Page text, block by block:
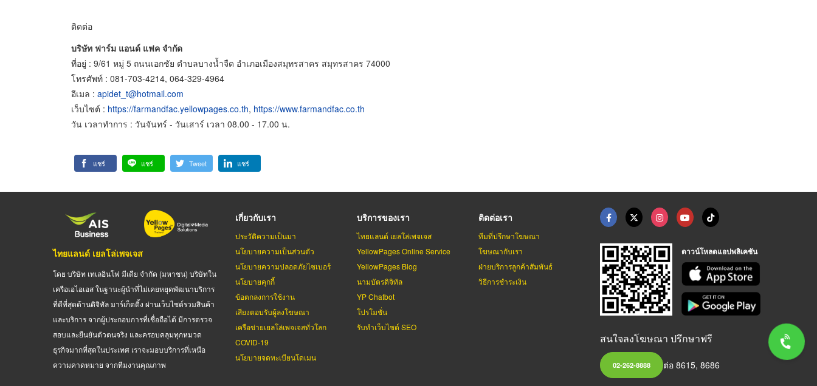
ติดต่อ
บริษัท ฟาร์ม แอนด์ แฟค จำกัด
ที่อยู่ : 9/61 หมู่ 5 ถนนเอกชัย ตำบลบางน้ำจืด อำเภอเมืองสมุทรสาคร สมุทรสาคร 74000
โทรศัพท์ : 081-703-4214, 064-329-4964
อีเมล : apidet_t@hotmail.com
เว็บไซต์ : https://farmandfac.yellowpages.co.th, https://www.farmandfac.co.th
วัน เวลาทำการ : วันจันทร์ - วันเสาร์ เวลา 08.00 - 17.00 น.
แชร์ แชร์ Tweet แชร์
ไทยแลนด์ เยลโล่เพจเจส
โดย บริษัท เทเลอินโฟ มีเดีย จำกัด (มหาชน) บริษัทใน
เครือเอไอเอส ในฐานะผู้นำที่ไม่เคยหยุดพัฒนาบริการ
ที่ดีที่สุดด้านดิจิทัล มาร์เก็ตติ้ง ผ่านเว็บไซต์รวมสินค้า
และบริการ จากผู้ประกอบการที่เชื่อถือได้ มีการตรวจ
สอบและยืนยันตัวตนจริง และครอบคลุมทุกหมวด
ธุรกิจมากที่สุดในประเทศ เราจะมอบบริการที่เหนือ
ความคาดหมาย จากทีมงานคุณภาพ
เกี่ยวกับเรา
ประวัติความเป็นมา
นโยบายความเป็นส่วนตัว
นโยบายความปลอดภัยไซเบอร์
นโยบายคุกกี้
ข้อตกลงการใช้งาน
เสียงตอบรับผู้ลงโฆษณา
เครือข่ายเยลโล่เพจเจสทั่วโลก
COVID-19
นโยบายจดทะเบียนโดเมน
บริการของเรา
ไทยแลนด์ เยลโล่เพจเจส
YellowPages Online Service
YellowPages Blog
นามบัตรดิจิทัล
YP Chatbot
โปรโมชั่น
รับทำเว็บไซต์ SEO
ติดต่อเรา
ทีมที่ปรึกษาโฆษณา
โฆษณากับเรา
ฝ่ายบริการลูกค้าสัมพันธ์
วิธีการชำระเงิน
ดาวน์โหลดแอปพลิเคชัน
สนใจลงโฆษณา ปรึกษาฟรี
02-262-8888 ต่อ 8615, 8686